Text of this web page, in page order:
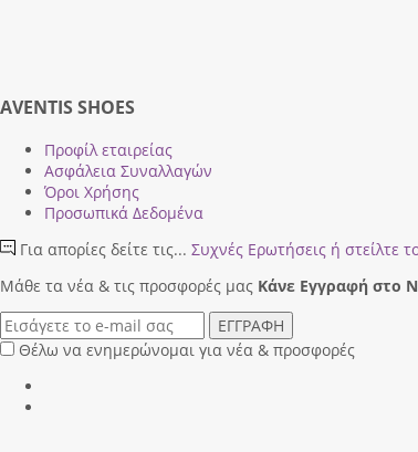
AVENTIS SHOES
Προφίλ εταιρείας
Ασφάλεια Συναλλαγών
Όροι Χρήσης
Προσωπικά Δεδομένα
Για απορίες δείτε τις... Συχνές Ερωτήσεις ή στείλτε
Μάθε τα νέα & τις προσφορές μας Κάνε Eγγραφή στο
ΕΓΓΡΑΦΗ
Θέλω να ενημερώνομαι για νέα & προσφορές